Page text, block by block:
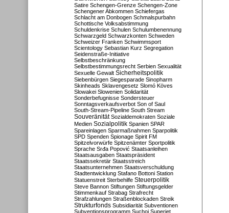
Satire Schengen-Grenze Schengen-Zone
Schengener Abkommen Schiefergas
Schlacht am Donbogen Schmalspurbahn
Schottische Volksabstimmung
Schuldenkrise Schulen Schulumbenennung
Schwarzgeld Schwarzkonten Schweden
Schweizer Franken Schwimmsport
Scientology Sebastian Kurz Segregation
Seidenstraße-Initiative
Selbstbeschränkung
Selbstbestimmungsrecht Serbien Sexualität
Sexuelle Gewalt Sicherheitspolitik
Siebenbürgen Siegesparade Sinopharm
Skinheads Sklavengesetz Slomó Köves
Slowakei Slowenien Solidarität
Sonderbefugnisse Sondersteuer
Sonntagsverkaufsverbot Son of Saul
South-Stream-Pipeline South Stream
Souveränität Sozialdemokraten Soziale
Medien Sozialpolitik Spanien SPAR
Spareinlagen Sparmaßnahmen Sparpolitik
SPD Spenden Spionage Spirit FM
Spitzelvorwürfe Spitzenämter Sportpolitik
Sprache Srđa Popović Staatsanleihen
Staatsausgaben Staatspräsident
Staatssekretär Staatsstreich
Staatsunternehmen Staatsverschuldung
Stadtentwicklung Stafano Bottoni Station
Statuenstreit Sterbehilfe Steuerpolitik
Steve Bannon Stiftungen Stiftungsgelder
Stimmenkauf Strabag Strafrecht
Strafzahlungen Straßenblockaden Streik
Strukturfonds Subsidiarität Subventionen
Subventionsprogramm Suchoi Superjet